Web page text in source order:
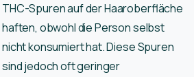
THC-Spuren auf der Haaroberfläche
haften, obwohl die Person selbst
nicht konsumiert hat. Diese Spuren
sind jedoch oft geringer